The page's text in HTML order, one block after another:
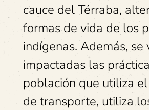
cauce del Térraba,
formas de vida de los
indígenas. Además, se
impactadas las
población que utiliza
de transporte, utiliza